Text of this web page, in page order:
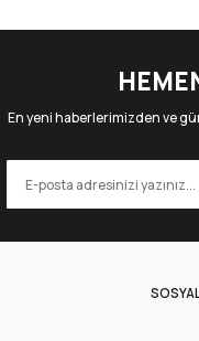
En yeni haberlerimizden ve